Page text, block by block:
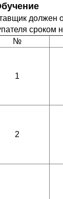
должен
сроком
№
1
2